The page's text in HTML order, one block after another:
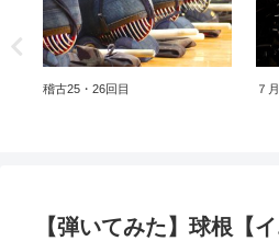
稽古25・26回目 ７
【弾いてみた】球根【イ